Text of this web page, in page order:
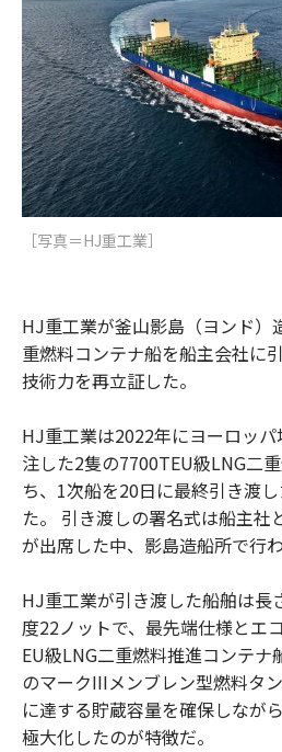
［写真＝HJ重工業］
HJ重工業が釜山影島（ヨンド）
重燃料コンテナ船を船主会社に
技術力を再立証した。
HJ重工業は2022年にヨーロッ
注した2隻の7700TEU級LNG二
ち、1次船を20日に最終引き渡
た。 引き渡しの署名式は船主社
が出席した中、影島造船所で行わ
HJ重工業が引き渡した船舶は長
度22ノットで、最先端仕様とエ
EU級LNG二重燃料推進コンテナ
のマークIIIメンブレン型燃料タ
に達する貯蔵容量を確保しなが
極大化したのが特徴だ。